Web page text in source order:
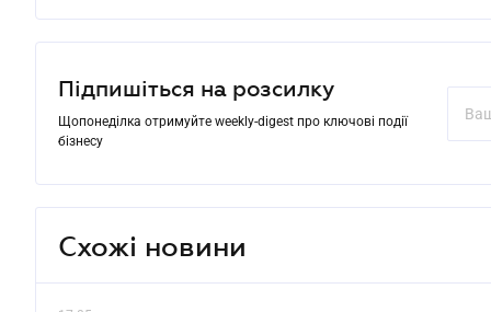
Підпишіться на розсилку
Щопонеділка отримуйте weekly-digest про ключові події
бізнесу
Схожі новини